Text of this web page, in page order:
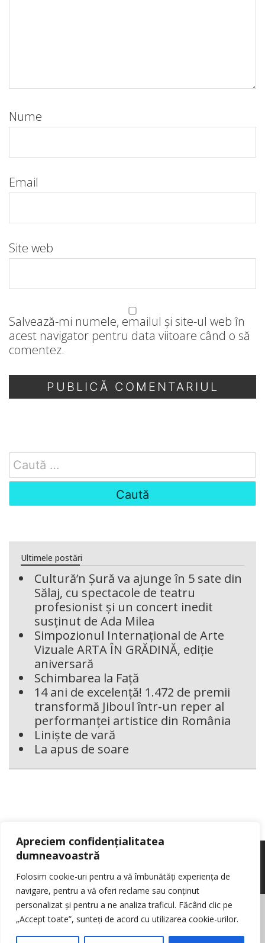
Apreciem confidențialitatea
dumneavoastră
Folosim cookie-uri pentru a vă îmbunătăți experiența de
navigare, pentru a vă oferi reclame sau conținut
personalizat și pentru a ne analiza traficul. Făcând clic pe
„Accept toate”, sunteți de acord cu utilizarea cookie-urilor.
Nume
Email
Site web
Salvează-mi numele, emailul și site-ul web în
acest navigator pentru data viitoare când o să
comentez.
Search
for:
Ultimele postări
Cultură’n Șură va ajunge în 5 sate din
Sălaj, cu spectacole de teatru
profesionist și un concert inedit
susținut de Ada Milea
Simpozionul Internațional de Arte
Vizuale ARTA ÎN GRĂDINĂ, ediție
aniversară
Schimbarea la Față
14 ani de excelență! 1.472 de premii
transformă Jiboul într-un reper al
performanței artistice din România
Liniște de vară
La apus de soare
© Reporter pur si simplu
Politica de cookie-
uri
Nota de informare cu privire la prelucrarea de date personale